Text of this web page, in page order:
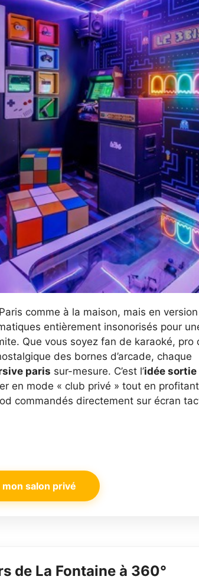
comme à la maison, mais en version
entièrement insonorisés pour
Que vous soyez fan de karaoké, pro
des bornes d’arcade, chaque
paris sur-mesure. C’est l’idée sortie
en mode « club privé » tout en profitant
commandés directement sur écran
salon privé
de La Fontaine à 360°